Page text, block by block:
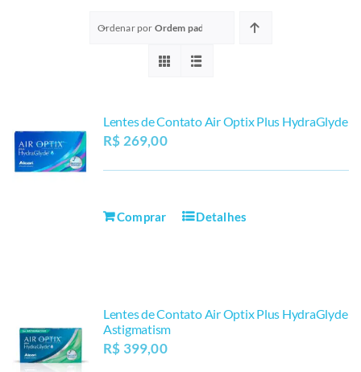
Ordenar por Ordem padrão
Lentes de Contato Air Optix Plus HydraGlyde
R$269,00
Comprar Detalhes
Lentes de Contato Air Optix Plus HydraGlyde
Astigmatism
R$ 399,00